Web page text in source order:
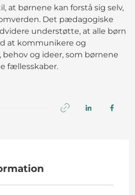
at børnene kan forstå sig selv,
Det pædagogiske
understøtte, at alle børn
at kommunikere og
og ideer, som børnene
fællesskaber.